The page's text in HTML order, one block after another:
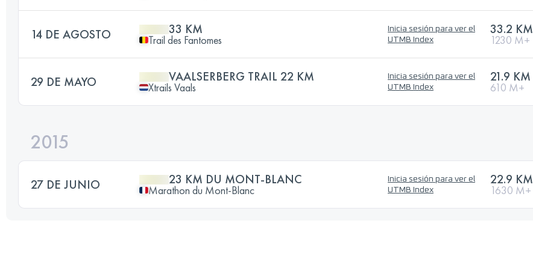
14 DE AGOSTO 33 KM
Trail des Fantomes
Inicia sesión para ver el
UTMB Index
33.2 KM
1230 M+
29 DE MAYO VAALSERBERG TRAIL 22 KM
Xtrails Vaals
Inicia sesión para ver el
UTMB Index
21.9 KM
610 M+
2015
27 DE JUNIO 23 KM DU MONT-BLANC
Marathon du Mont-Blanc
Inicia sesión para ver el
UTMB Index
22.9 KM
1630 M+